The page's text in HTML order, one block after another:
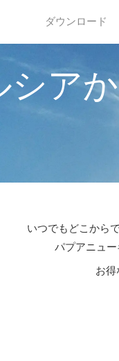
ダウンロード
シア
いつでもどこから
パプアニュー
お